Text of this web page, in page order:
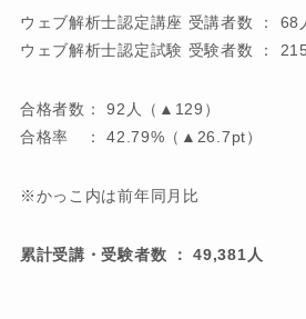
ウェブ解析士認定講座 受講者数 ： 68
ウェブ解析士認定試験 受験者数 ：
合格者数： 92人（▲129）
合格率 ： 42.79%（▲26.7pt）
※かっこ内は前年同月比
累計受講・受験者数 ： 49,381人